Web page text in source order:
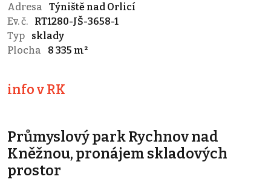
Adresa
Týniště nad Orlicí
Ev. č.
RT1280-JŠ-3658-1
Typ
sklady
Plocha
8 335 m²
info v RK
Průmyslový park Rychnov nad
Kněžnou, pronájem skladových
prostor